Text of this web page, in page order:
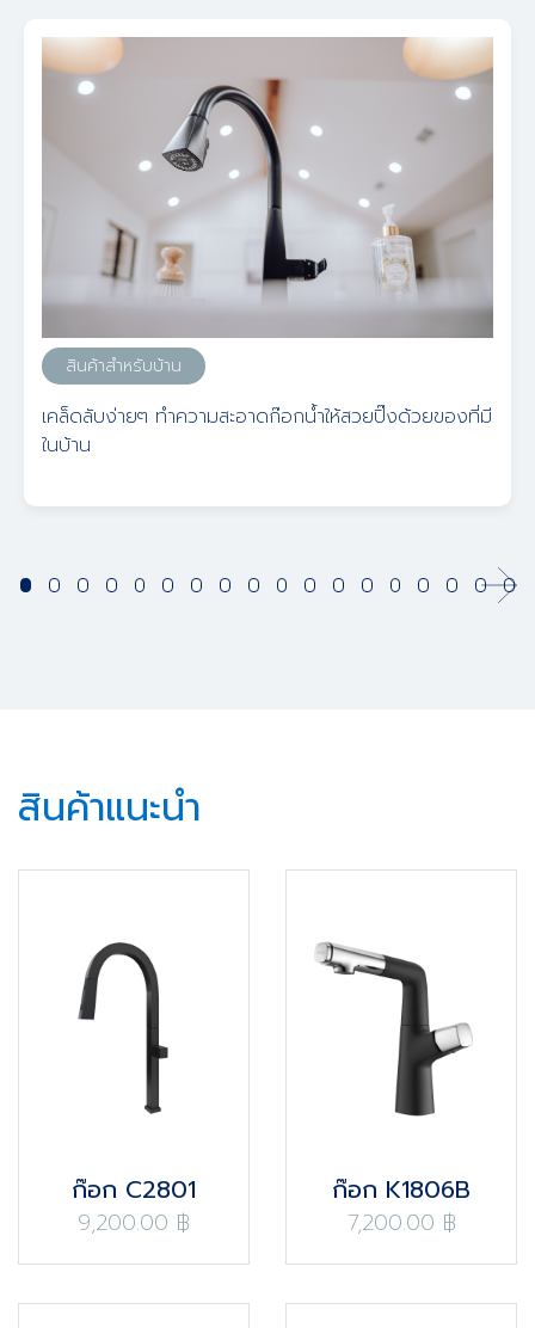
สินค้าสำหรับบ้าน
เคล็ดลับง่ายๆ ทำความสะอาดก๊อกน้ำให้สวยปิ๊งด้วยของที่มี
ในบ้าน
สินค้าแนะนำ
ก๊อก C2801
9,200.00 ฿
ก๊อก K1806B
7,200.00 ฿